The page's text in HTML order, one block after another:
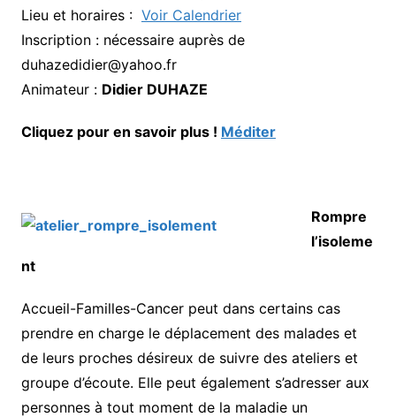
Lieu et horaires : Voir Calendrier
Inscription : nécessaire auprès de
duhazedidier@yahoo.fr
Animateur : Didier DUHAZE
Cliquez pour en savoir plus ! Méditer
Rompre
l’isoleme
nt
Accueil-Familles-Cancer peut dans certains cas
prendre en charge le déplacement des malades et
de leurs proches désireux de suivre des ateliers et
groupe d’écoute. Elle peut également s’adresser aux
personnes à tout moment de la maladie un